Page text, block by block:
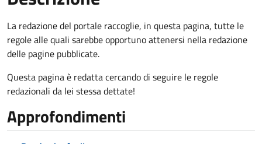
La redazione del portale raccoglie, in questa pagina, tutte le
regole alle quali sarebbe opportuno attenersi nella redazione
delle pagine pubblicate.
Questa pagina è redatta cercando di seguire le regole
redazionali da lei stessa dettate!
Approfondimenti